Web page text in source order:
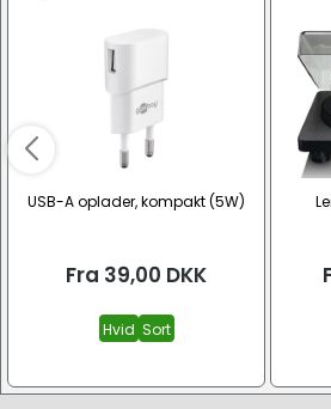
USB-A oplader, kompakt (5W)
Fra 39,00 DKK
Hvid Sort